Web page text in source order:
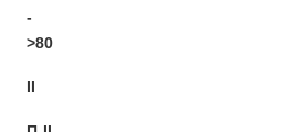
-
>80
II